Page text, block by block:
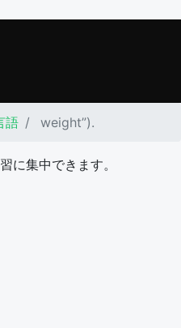
語 weight”).
に集中できます。